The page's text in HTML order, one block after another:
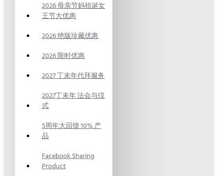
2026 母亲节妈祖诞女
王节大优惠
2026 绝版珍藏优惠
2026 限时优惠
2027 丁未年代拜服务
2027丁未年 法会与仪
式
5周年大回馈 10% 产
品
Facebook Sharing
Product